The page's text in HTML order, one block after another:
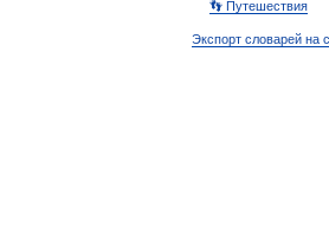
👣 Путешествия
Экспорт словарей на